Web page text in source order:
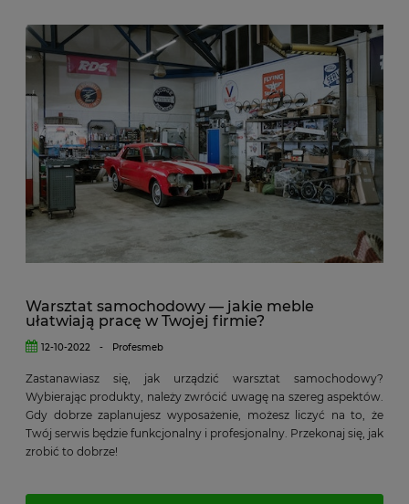
Warsztat samochodowy — jakie meble
ułatwiają pracę w Twojej firmie?
12-10-2022 - Profesmeb
Zastanawiasz się, jak urządzić warsztat samochodowy?
Wybierając produkty, należy zwrócić uwagę na szereg aspektów.
Gdy dobrze zaplanujesz wyposażenie, możesz liczyć na to, że
Twój serwis będzie funkcjonalny i profesjonalny. Przekonaj się, jak
zrobić to dobrze!